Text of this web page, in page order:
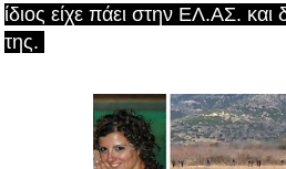
ίδιος είχε πάει στην ΕΛ.ΑΣ.
της.